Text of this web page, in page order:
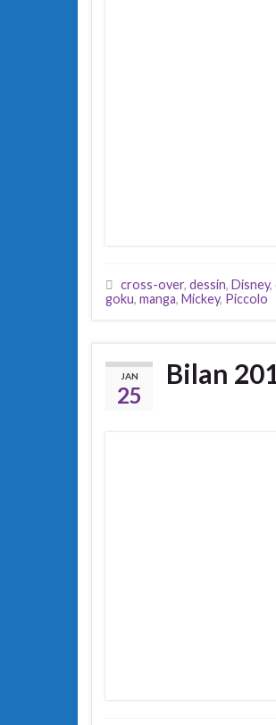
cross-over, dessin, Disney,
goku, manga, Mickey, Piccolo
JAN
25
Bilan